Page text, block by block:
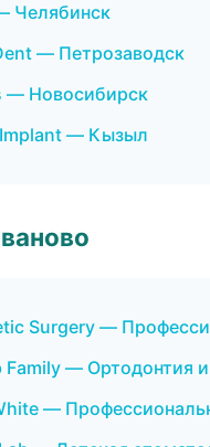
Челябинск
— Петрозаводск
— Новосибирск
— Кызыл
Surgery —
Family — Ортодонтия
—